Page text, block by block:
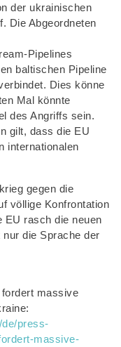
der ukrainischen
Die Abgeordneten
Pipelines
baltischen Pipeline
Dies könne
Mal könnte
des Angriffs sein.
gilt, dass die EU
internationalen
gegen die
völlige Konfrontation
rasch die neuen
die Sprache der
massive
press-
massive-